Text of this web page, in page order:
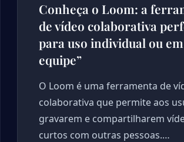
Conheça o Loom: a
de vídeo colaborativa
para uso individual ou em
equipe”
O Loom é uma ferramenta de
colaborativa que permite aos
gravarem e compartilharem
curtos com outras pessoas.…